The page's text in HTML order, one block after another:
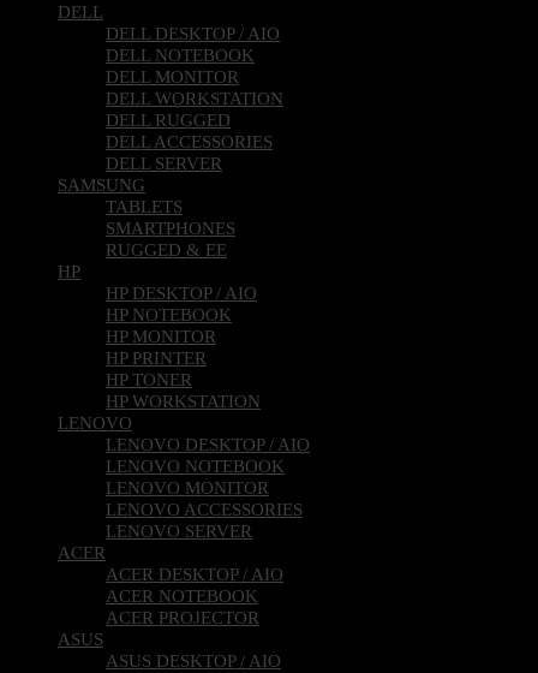
DELL
DELL DESKTOP / AIO
DELL NOTEBOOK
DELL MONITOR
DELL WORKSTATION
DELL RUGGED
DELL ACCESSORIES
DELL SERVER
SAMSUNG
TABLETS
SMARTPHONES
RUGGED & EE
HP
HP DESKTOP / AIO
HP NOTEBOOK
HP MONITOR
HP PRINTER
HP TONER
HP WORKSTATION
LENOVO
LENOVO DESKTOP / AIO
LENOVO NOTEBOOK
LENOVO MONITOR
LENOVO ACCESSORIES
LENOVO SERVER
ACER
ACER DESKTOP / AIO
ACER NOTEBOOK
ACER PROJECTOR
ASUS
ASUS DESKTOP / AIO